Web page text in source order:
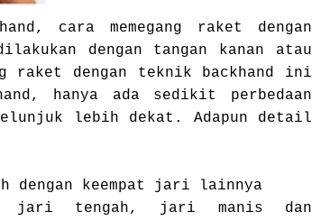
cara memegang raket dengan
dengan tangan kanan atau
raket dengan teknik backhand ini
hanya ada sedikit perbedaan
lebih dekat. Adapun detail
keempat jari lainnya
tengah, jari manis dan